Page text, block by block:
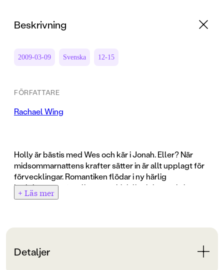
Beskrivning
2009-03-09 Svenska 12-15
FÖRFATTARE
Rachael Wing
Holly är bästis med Wes och kär i Jonah. Eller? När
midsommarnattens krafter sätter in är allt upplagt för
förvecklingar. Romantiken flödar i ny härlig
kärleksroman för alla unga chick lit-älskare, skriven av
Hata Romeo-författaren Rachael Wing.
+ Läs mer
Detaljer